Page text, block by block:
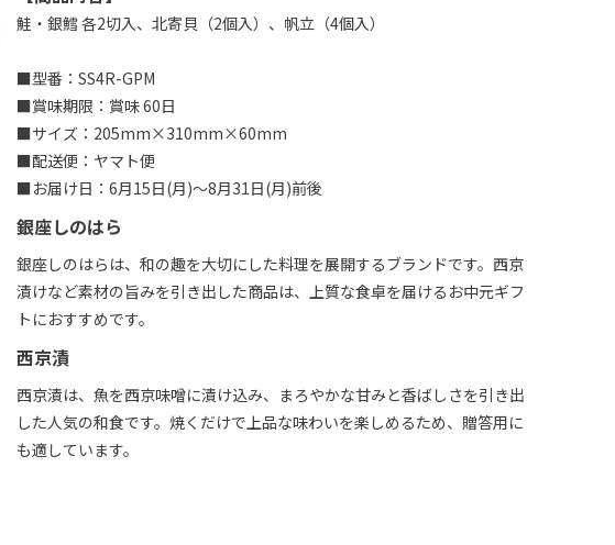
鮭・銀鱈 各2切入、北寄貝（2個入）、帆立（4個入）
■型番：SS4R-GPM
■賞味期限：賞味 60日
■サイズ：205mm×310mm×60mm
■配送便：ヤマト便
■お届け日：6月15日(月)～8月31日(月)前後
銀座しのはら
銀座しのはらは、和の趣を大切にした料理を展開するブランドです。西京
漬けなど素材の旨みを引き出した商品は、上質な食卓を届けるお中元ギフ
トにおすすめです。
西京漬
西京漬は、魚を西京味噌に漬け込み、まろやかな甘みと香ばしさを引き出
した人気の和食です。焼くだけで上品な味わいを楽しめるため、贈答用に
も適しています。